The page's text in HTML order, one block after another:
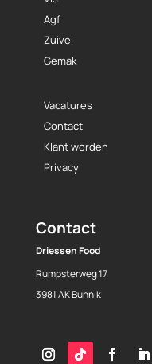
Agf
Zuivel
Gemak
Vacatures
Contact
Klant worden
Privacy
Contact
Driessen Food
Rumpsterweg 17
3981 AK Bunnik